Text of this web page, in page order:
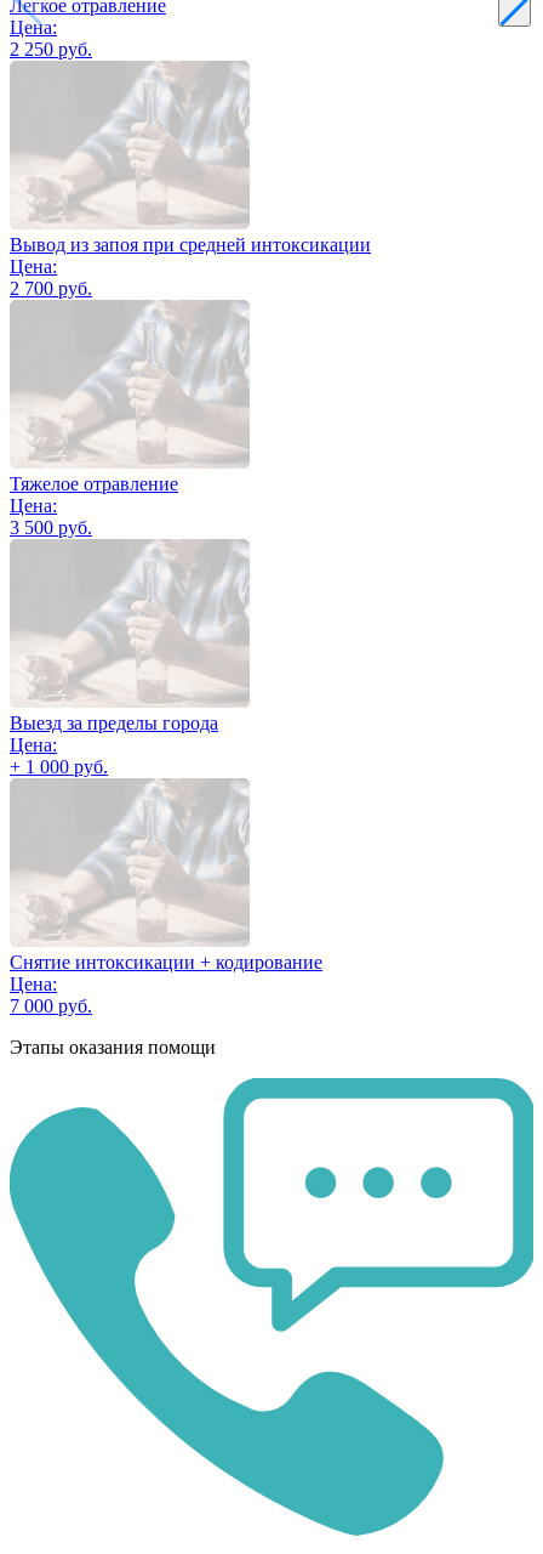
Легкое отравление
Цена:
2 250 руб.
Вывод из запоя при средней интоксикации
Цена:
2 700 руб.
Тяжелое отравление
Цена:
3 500 руб.
Выезд за пределы города
Цена:
+ 1 000 руб.
Снятие интоксикации + кодирование
Цена:
7 000 руб.
Этапы оказания помощи